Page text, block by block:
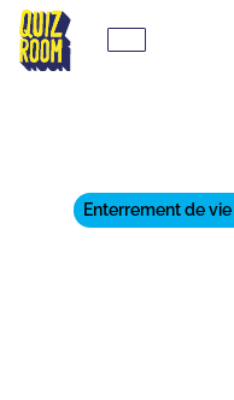
Enterrement de